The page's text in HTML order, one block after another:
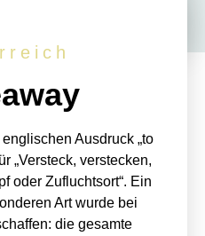
Ausdruck „to
„Versteck, verstecken,
oder Zufluchtsort“. Ein
Art wurde bei
die gesamte